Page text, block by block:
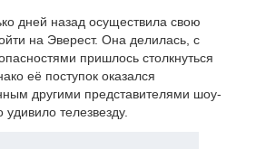
дней назад осуществила свою
на Эверест. Она делилась, с
пришлось столкнуться
её поступок оказался
другими представителями шоу-
телезвезду.